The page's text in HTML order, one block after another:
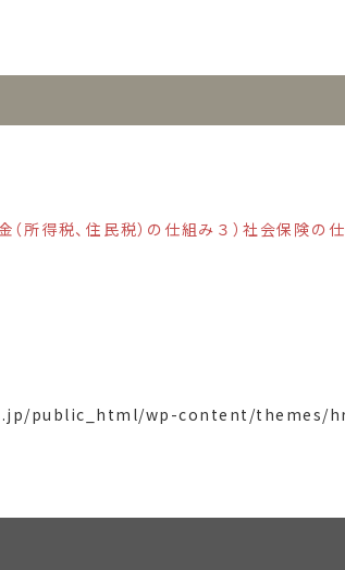
所得税、住民税）の仕組み３）社会保険の
public_html/wp-content/themes/